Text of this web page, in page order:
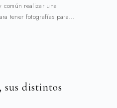
común realizar una
tener fotografías para…
sus distintos